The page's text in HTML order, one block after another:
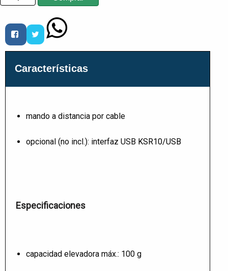
Características
mando a distancia por cable
opcional (no incl.): interfaz USB KSR10/USB
Especificaciones
capacidad elevadora máx.: 100 g